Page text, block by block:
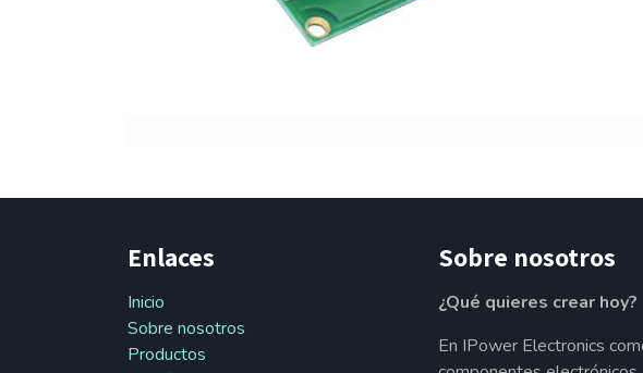
Enlaces
Inicio
Sobre nosotros
Productos
Sobre nosotros
¿Qué quieres crear hoy?
En IPower Electronics